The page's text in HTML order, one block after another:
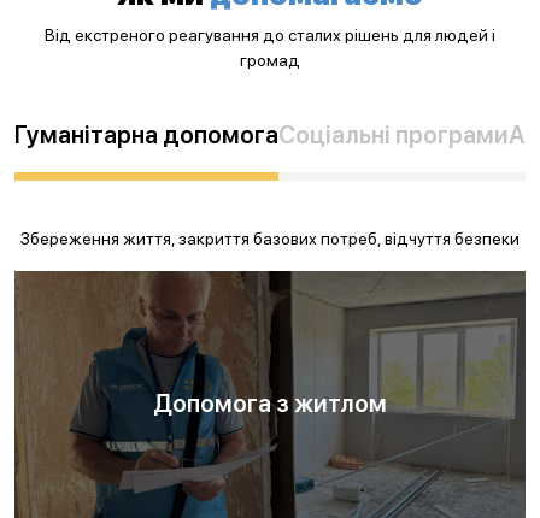
Від екстреного реагування до сталих рішень для людей і
громад
Гуманітарна допомогаСоціальні програми
Збереження життя, закриття базових потреб, відчуття безпеки
Допомога з житлом